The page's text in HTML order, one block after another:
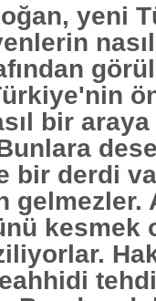
yeni
bir
bir derdi
gelmezler.
kesmek